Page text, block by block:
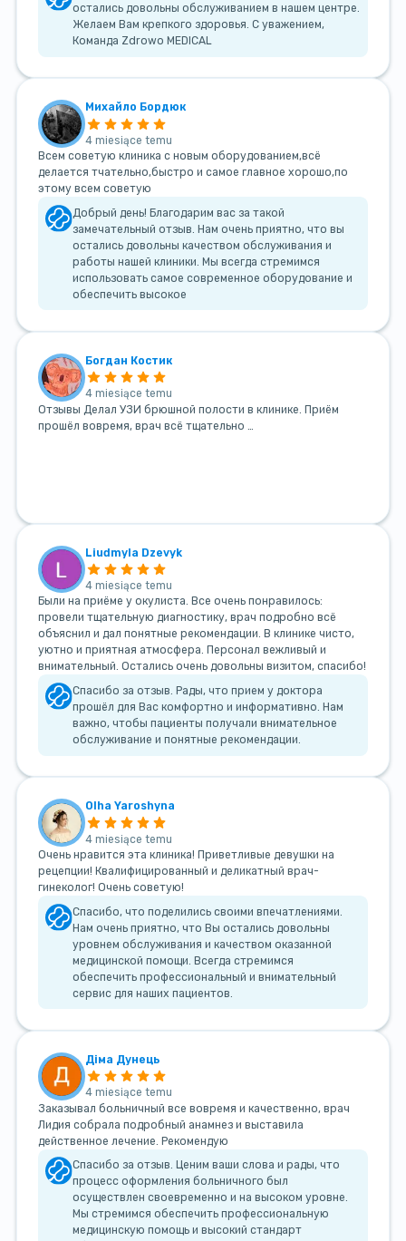
остались довольны обслуживанием в нашем центре.
Желаем Вам крепкого здоровья. С уважением,
Команда Zdrowo MEDICAL
Михайло Бордюк
4 miesiące temu
Всем советую клиника с новым оборудованием,всё
делается тчательно,быстро и самое главное хорошо,по
этому всем советую
Добрый день! Благодарим вас за такой
замечательный отзыв. Нам очень приятно, что вы
остались довольны качеством обслуживания и
работы нашей клиники. Мы всегда стремимся
использовать самое современное оборудование и
обеспечить высокое
Богдан Костик
4 miesiące temu
Отзывы Делал УЗИ брюшной полости в клинике. Приём
прошёл вовремя, врач всё тщательно …
Liudmyla Dzevyk
4 miesiące temu
Были на приёме у окулиста. Все очень понравилось:
провели тщательную диагностику, врач подробно всё
объяснил и дал понятные рекомендации. В клинике чисто,
уютно и приятная атмосфера. Персонал вежливый и
внимательный. Остались очень довольны визитом, спасибо!
Спасибо за отзыв. Рады, что прием у доктора
прошёл для Вас комфортно и информативно. Нам
важно, чтобы пациенты получали внимательное
обслуживание и понятные рекомендации.
Olha Yaroshyna
4 miesiące temu
Очень нравится эта клиника! Приветливые девушки на
рецепции! Квалифицированный и деликатный врач-
гинеколог! Очень советую!
Спасибо, что поделились своими впечатлениями.
Нам очень приятно, что Вы остались довольны
уровнем обслуживания и качеством оказанной
медицинской помощи. Всегда стремимся
обеспечить профессиональный и внимательный
сервис для наших пациентов.
Діма Дунець
4 miesiące temu
Заказывал больничный все вовремя и качественно, врач
Лидия собрала подробный анамнез и выставила
действенное лечение. Рекомендую
Спасибо за отзыв. Ценим ваши слова и рады, что
процесс оформления больничного был
осуществлен своевременно и на высоком уровне.
Мы стремимся обеспечить профессиональную
медицинскую помощь и высокий стандарт